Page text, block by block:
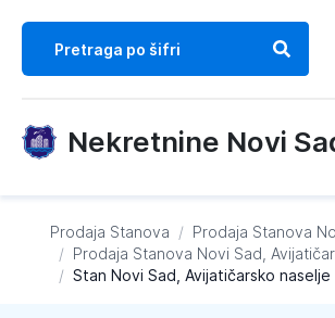
Nekretnine Novi
Prodaja Stanova / Prodaja Stanova
/ Prodaja Stanova Novi Sad,
/ Stan Novi Sad, Avijatičarsko naselje